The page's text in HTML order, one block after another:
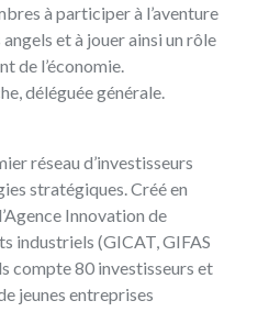
à participer à l’aventure
et à jouer ainsi un rôle
de l’économie.
, déléguée générale.
réseau d’investisseurs
stratégiques. Créé en
Innovation de
industriels (GICAT, GIFAS
compte 80 investisseurs et
jeunes entreprises